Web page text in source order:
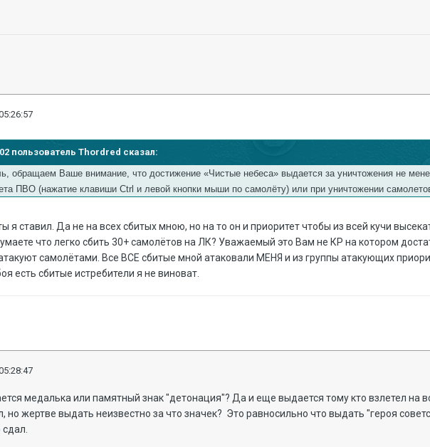
пользователь Thordred сказал:
обращаем Ваше внимание, что достижение «Чистые небеса» выдается за уничтожения не
ПВО (нажатие клавиши Ctrl и левой кнопки мыши по самолёту) или при уничтожении
я ставил. Да не на всех сбитых мною, но на то он и приоритет чтобы из всей кучи
что легко сбить 30+ самолётов на ЛК? Уважаемый это Вам не КР на котором
самолётами. Все ВСЕ сбитые мной атаковали МЕНЯ и из группы атакующих
есть сбитые истребители я не виноват.
медалька или памятный знак "детонация"? Да и еще выдается тому кто взлетел на
но жертве выдать неизвестно за что значек? Это равносильно что выдать "героя